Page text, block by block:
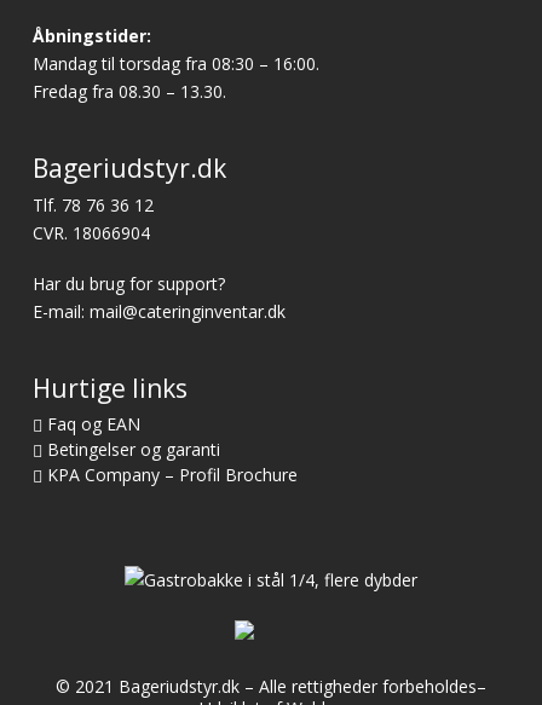
Åbningstider:
Mandag til torsdag fra 08:30 – 16:00.
Fredag fra 08.30 – 13.30.
Bageriudstyr.dk
Tlf. 78 76 36 12
CVR. 18066904
Har du brug for support?
E-mail: mail@cateringinventar.dk
Hurtige links
Faq og EAN
Betingelser og garanti
KPA Company – Profil Brochure
© 2021 Bageriudstyr.dk – Alle rettigheder forbeholdes–